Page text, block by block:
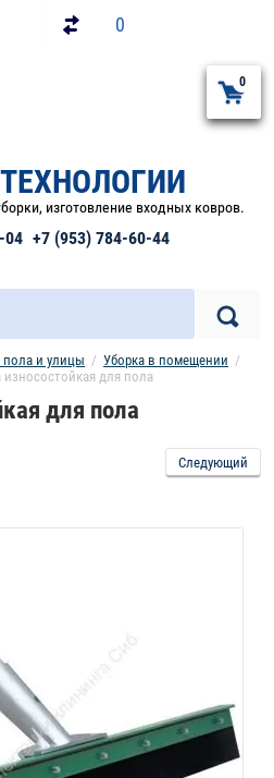
0
0
изготовление входных ковров.
04 +7 (953) 784-60-44
пола и улицы
  /
Уборка в помещении
износостойкая для пола
для пола
Следующий